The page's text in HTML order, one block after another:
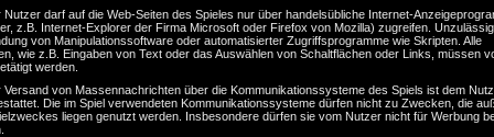
Nutzer darf auf die Web-Seiten des Spieles nur über handelsübliche Internet-
z.B. Internet-Explorer der Firma Microsoft oder Firefox von Mozilla) zugreifen.
von Manipulationssoftware oder automatisierter Zugriffsprogramme wie Skripten. Alle
wie z.B. Eingaben von Text oder das Auswählen von Schaltflächen oder Links, müssen
werden.
Versand von Massennachrichten über die Kommunikationssysteme des Spiels ist dem
Die im Spiel verwendeten Kommunikationssysteme dürfen nicht zu Zwecken, die
liegen genutzt werden. Insbesondere dürfen sie vom Nutzer nicht für Werbung